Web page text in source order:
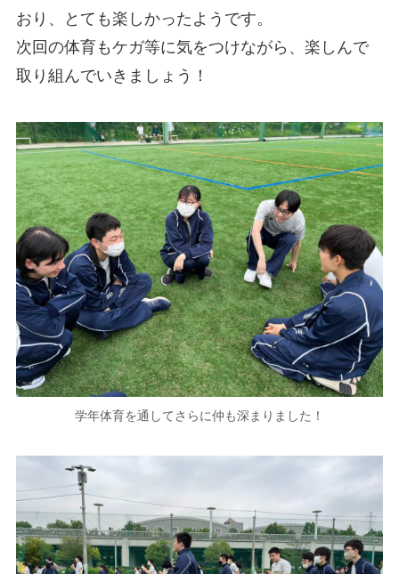
おり、とても楽しかったようです。
次回の体育もケガ等に気をつけながら、楽しんで
取り組んでいきましょう！
学年体育を通してさらに仲も深まりました！